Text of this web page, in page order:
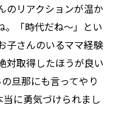
のリアクションが温か
。「時代だね～」とい
子さんのいるママ経験
対取得したほうが良い
旦那にも言ってやり
に勇気づけられまし